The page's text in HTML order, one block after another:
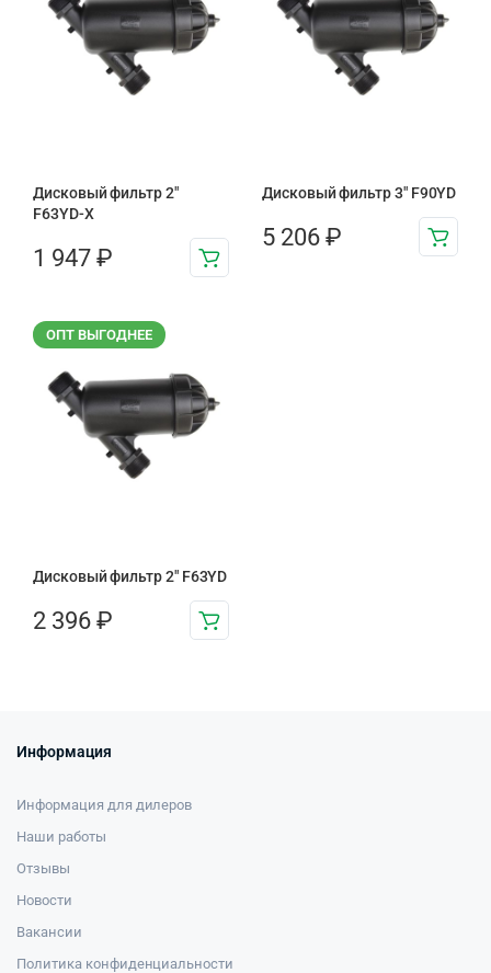
Дисковый фильтр 2"
F63YD-X
1 947 ₽
Дисковый фильтр 3″ F90YD
5 206 ₽
ОПТ ВЫГОДНЕЕ
Дисковый фильтр 2″ F63YD
2 396 ₽
Информация
Информация для дилеров
Наши работы
Отзывы
Новости
Вакансии
Политика конфиденциальности